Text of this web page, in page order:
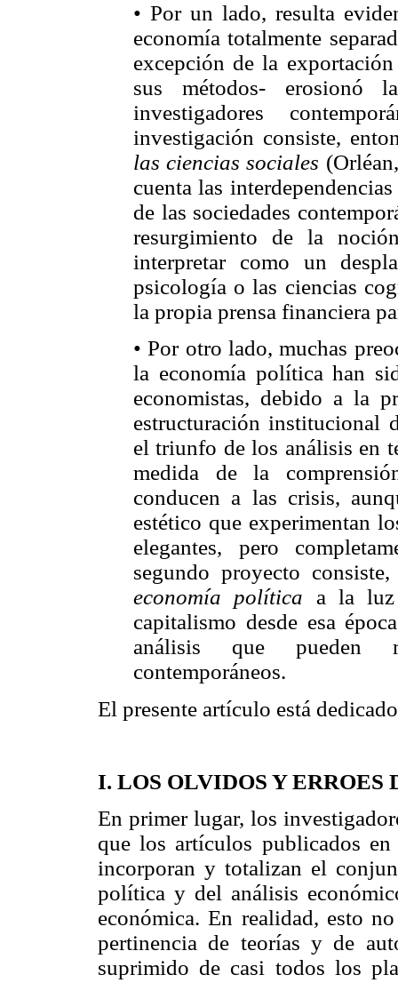
• Por un lado, resulta
economía totalmente
excepción de la
sus métodos- erosionó
investigadores
investigación consiste,
las ciencias sociales
cuenta las
de las sociedades
resurgimiento de la
interpretar como un
psicología o las ciencias
la propia prensa financiera
• Por otro lado, muchas
la economía política han
economistas, debido a la
estructuración institucional
el triunfo de los análisis en
medida de la
conducen a las crisis,
estético que experimentan
elegantes, pero
segundo proyecto
economía política a la luz
capitalismo desde esa
análisis que pueden
contemporáneos.
El presente artículo está
I. LOS OLVIDOS Y ERROES
En primer lugar, los
que los artículos publicados
incorporan y totalizan el
política y del análisis
económica. En realidad, esto
pertinencia de teorías y de
suprimido de casi todos los